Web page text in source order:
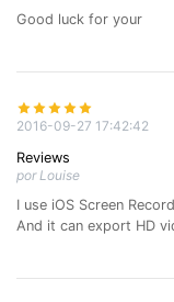
Good luck for your
2016-09-27 17:42:42
Reviews
por Louise
I use iOS Screen
And it can export HD